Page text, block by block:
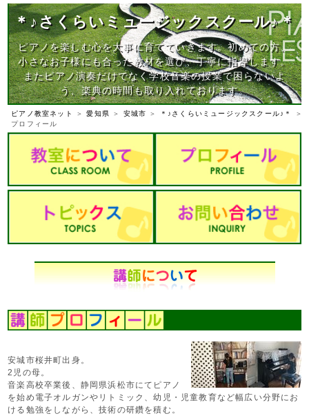
＊♪さくらいミュージックスクール♪＊
ピアノを楽しむ心を大事に育てていきます。初めての方、
小さなお子様にも合った教材を選び、丁寧に指導します。
またピアノ演奏だけでなく学校音楽の授業で困らないよ
う、楽典の時間も取り入れております。
ピアノ教室ネット ＞愛知県 ＞ 安城市 ＞ ＊♪さくらいミュージックスクール♪＊
＞
プロフィール
安城市桜井町出身。
2児の母。
音楽高校卒業後、静岡県浜松市にてピアノ
を始め電子オルガンやリトミック、幼児・児童教育など幅広い分野にお
ける勉強をしながら、技術の研鑽を積む。